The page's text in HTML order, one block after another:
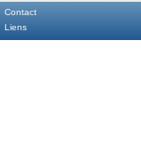
Contact
Liens